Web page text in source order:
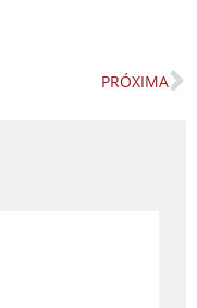
PRÓXIMA